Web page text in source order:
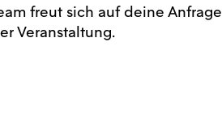
freut sich auf deine Anfrage
Veranstaltung.